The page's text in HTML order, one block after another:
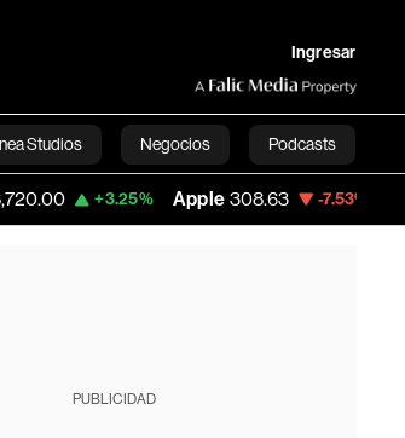
Ingresar
Studios Negocios Podcasts
+3.25% Apple 308.63 -7.53% USD COP
PUBLICIDAD